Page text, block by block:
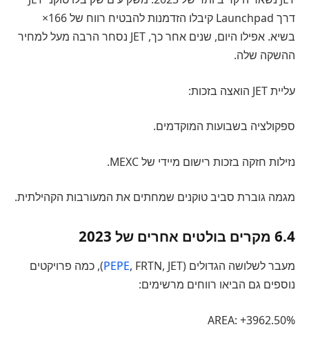
דרך Launchpad קיבלו הזדמנות להבטיח רווח של 166×
בשיא. אפילו היום, שנים אחר כך, JET נסחר הרבה מעל למחיר
ההשקה שלה.
עליית JET הואצה בזכות:
ספקולציה בשבועות המוקדמים.
נזילות חזקה בזכות רישום מיידי של MEXC.
מגמה גוברת סביב טוקנים שמחתים את המעורבות הקהילתית.
6.4 מקרים בולטים אחרים של 2023
מעבר לשלושה הגדולים ( PEPE, FRTN, JET), כמה פרויקטים
נוספים גם הביאו רווחים מרשימים:
AREA: +3962.50%